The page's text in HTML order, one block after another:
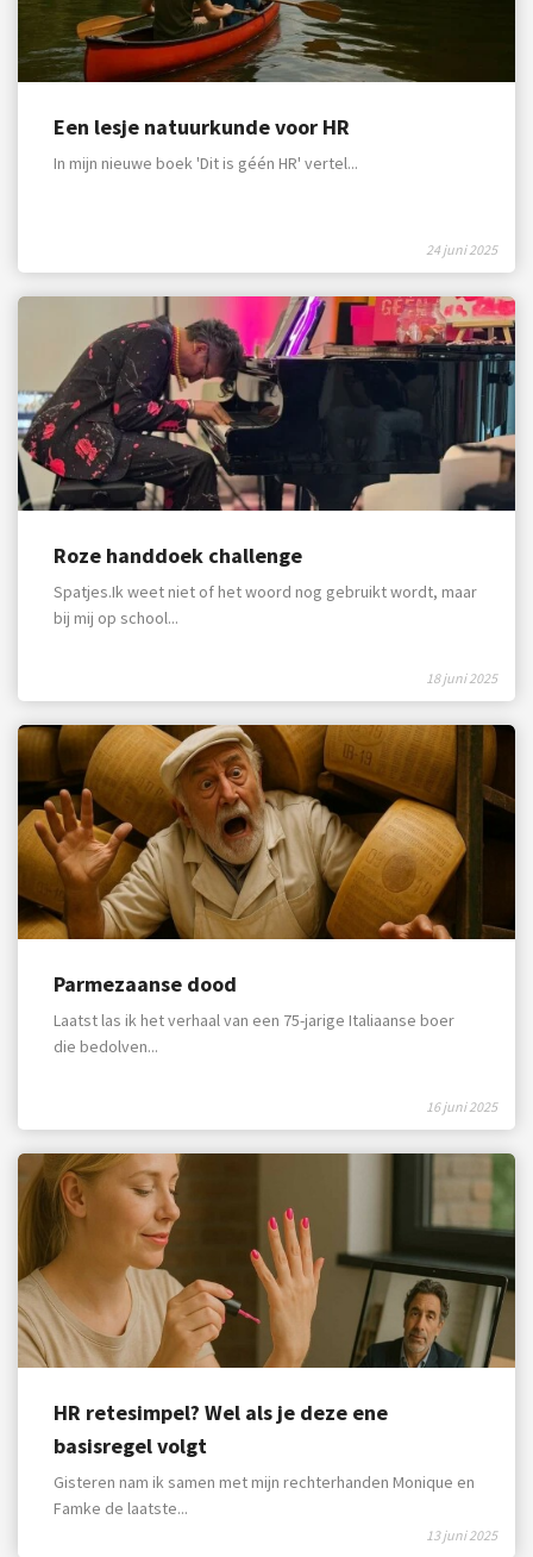
Een lesje natuurkunde voor HR
24 juni 2025
In mijn nieuwe boek 'Dit is géén HR' vertel...
Roze handdoek challenge
18 juni 2025
Spatjes.Ik weet niet of het woord nog gebruikt wordt, maar
bij mij op school...
Parmezaanse dood
16 juni 2025
Laatst las ik het verhaal van een 75-jarige Italiaanse boer
die bedolven...
HR retesimpel? Wel als je deze ene
basisregel volgt
13 juni 2025
Gisteren nam ik samen met mijn rechterhanden Monique en
Famke de laatste...